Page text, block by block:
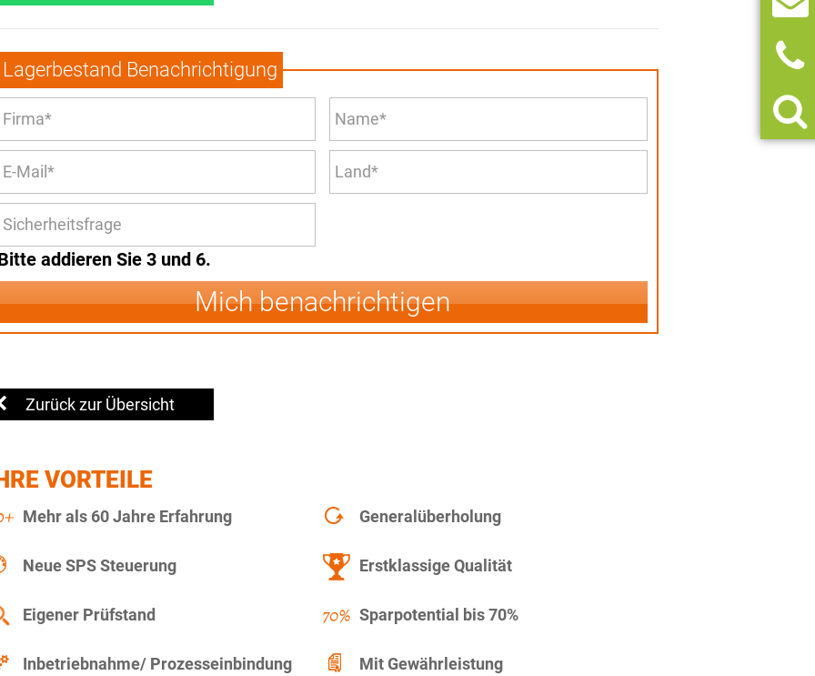
Lagerbestand Benachrichtigung
addieren Sie 3 und 6.
Mich benachrichtigen
Zurück zur Übersicht
VORTEILE
Mehr als 60 Jahre Erfahrung Generalüberholung
Neue SPS Steuerung Erstklassige Qualität
Eigener Prüfstand Sparpotential bis 70%
Inbetriebnahme/ Prozesseinbindung Mit Gewährleistung